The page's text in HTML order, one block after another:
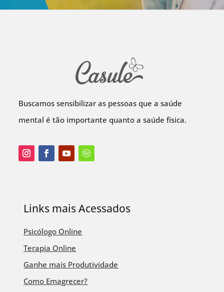
Buscamos sensibilizar as pessoas que a saúde
mental é tão importante quanto a saúde física.
Links mais Acessados
Psicólogo Online
Terapia Online
Ganhe mais Produtividade
Como Emagrecer?